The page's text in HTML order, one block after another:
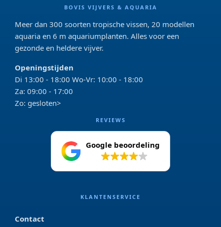
BOVIS VIJVERS & AQUARIA
Meer dan 300 soorten tropische vissen, 20 modellen
aquaria en 6 m aquariumplanten. Alles voor een
gezonde en heldere vijver.
Openingstijden
Di 13:00 - 18:00 Wo-Vr: 10:00 - 18:00
Za: 09:00 - 17:00
Zo: gesloten>
REVIEWS
Google beoordeling
KLANTENSERVICE
Contact